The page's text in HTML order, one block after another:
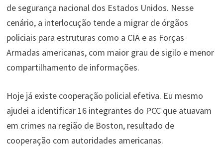
de segurança nacional dos Estados Unidos. Nesse
cenário, a interlocução tende a migrar de órgãos
policiais para estruturas como a CIA e as Forças
Armadas americanas, com maior grau de sigilo e menor
compartilhamento de informações.
Hoje já existe cooperação policial efetiva. Eu mesmo
ajudei a identificar 16 integrantes do PCC que atuavam
em crimes na região de Boston, resultado de
cooperação com autoridades americanas.